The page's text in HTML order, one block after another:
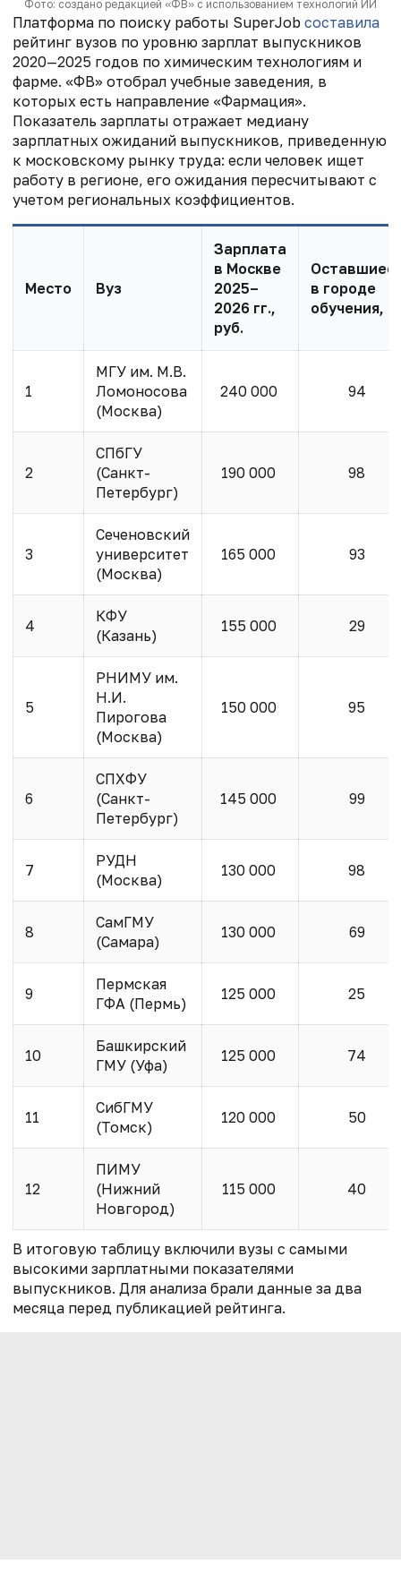
Фото: создано редакцией «ФВ» с использованием технологий ИИ
Платформа по поиску работы SuperJob составила
рейтинг вузов по уровню зарплат выпускников
2020—2025 годов по химическим технологиям и
фарме. «ФВ» отобрал учебные заведения, в
которых есть направление «Фармация».
Показатель зарплаты отражает медиану
зарплатных ожиданий выпускников, приведенную
к московскому рынку труда: если человек ищет
работу в регионе, его ожидания пересчитывают с
учетом региональных коэффициентов.
Место Вуз
Зарплата
в Москве
2025–
2026 гг.,
руб.
в городе
обучения, %
1
МГУ им. М.В.
Ломоносова
(Москва)
240 000 94
2
СПбГУ
(Санкт-
Петербург)
190 000 98
3
Сеченовский
университет
(Москва)
165 000 93
4
КФУ
(Казань)
155 000 29
5
РНИМУ им.
Н.И.
Пирогова
(Москва)
150 000 95
6
СПХФУ
(Санкт-
Петербург)
145 000 99
7
РУДН
(Москва)
130 000 98
8
СамГМУ
(Самара)
130 000 69
9
Пермская
ГФА (Пермь)
125 000 25
10
Башкирский
ГМУ (Уфа)
125 000 74
11
СибГМУ
(Томск)
120 000 50
12
ПИМУ
(Нижний
Новгород)
115 000 40
В итоговую таблицу включили вузы с самыми
высокими зарплатными показателями
выпускников. Для анализа брали данные за два
месяца перед публикацией рейтинга.